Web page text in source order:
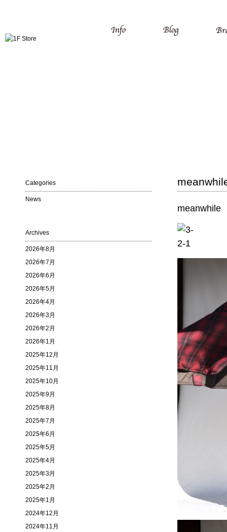
meanwhile
Categories
News
Archives
2026年8月
2026年7月
2026年6月
2026年5月
2026年4月
2026年3月
2026年2月
2026年1月
2025年12月
2025年11月
2025年10月
2025年9月
2025年8月
2025年7月
2025年6月
2025年5月
2025年4月
2025年3月
2025年2月
2025年1月
2024年12月
2024年11月